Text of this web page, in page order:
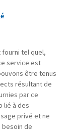
tel quel,
service est
être tenus
résultant de
par ce
lié à des
privé et ne
besoin de